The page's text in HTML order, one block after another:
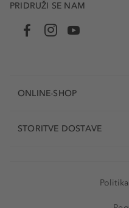
PRIDRUŽI SE NAM
ONLINE-SHOP
STORITVE DOSTAVE